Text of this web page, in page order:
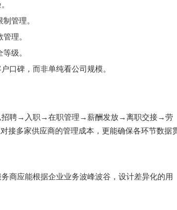
管理。
理。
级。
口碑，而非单纯看公司规模。
招聘→入职→在职管理→薪酬发放→离职交接→劳
接多家供应商的管理成本，更能确保各环节数据
商应能根据企业业务波峰波谷，设计差异化的用